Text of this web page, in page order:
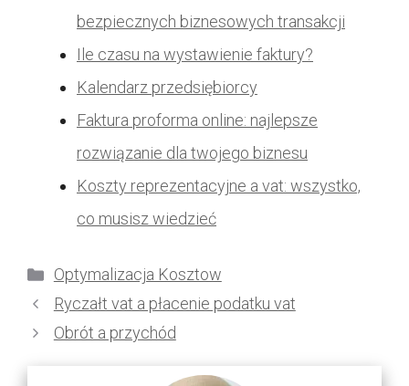
bezpiecznych biznesowych transakcji
Ile czasu na wystawienie faktury?
Kalendarz przedsiębiorcy
Faktura proforma online: najlepsze
rozwiązanie dla twojego biznesu
Koszty reprezentacyjne a vat: wszystko,
co musisz wiedzieć
Kategorie
Optymalizacja Kosztow
Ryczałt vat a płacenie podatku vat
Obrót a przychód